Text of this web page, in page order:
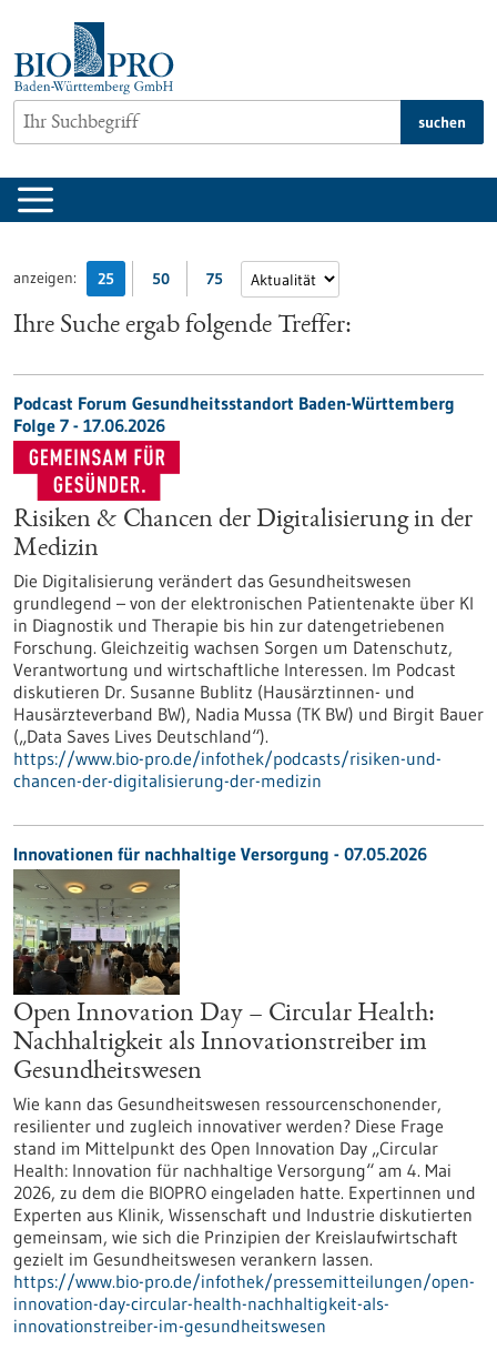
springen
suchen
anzeigen: 25 50 75
Ihre Suche ergab folgende Treffer:
Podcast Forum Gesundheitsstandort Baden-Württemberg
Folge 7 - 17.06.2026
Risiken & Chancen der Digitalisierung in der
Medizin
Die Digitalisierung verändert das Gesundheitswesen
grundlegend – von der elektronischen Patientenakte über KI
in Diagnostik und Therapie bis hin zur datengetriebenen
Forschung. Gleichzeitig wachsen Sorgen um Datenschutz,
Verantwortung und wirtschaftliche Interessen. Im Podcast
diskutieren Dr. Susanne Bublitz (Hausärztinnen- und
Hausärzteverband BW), Nadia Mussa (TK BW) und Birgit Bauer
(„Data Saves Lives Deutschland“).
https://www.bio-pro.de/infothek/podcasts/risiken-und-
chancen-der-digitalisierung-der-medizin
Innovationen für nachhaltige Versorgung - 07.05.2026
Open Innovation Day – Circular Health:
Nachhaltigkeit als Innovationstreiber im
Gesundheitswesen
Wie kann das Gesundheitswesen ressourcenschonender,
resilienter und zugleich innovativer werden? Diese Frage
stand im Mittelpunkt des Open Innovation Day „Circular
Health: Innovation für nachhaltige Versorgung“ am 4. Mai
2026, zu dem die BIOPRO eingeladen hatte. Expertinnen und
Experten aus Klinik, Wissenschaft und Industrie diskutierten
gemeinsam, wie sich die Prinzipien der Kreislaufwirtschaft
gezielt im Gesundheitswesen verankern lassen.
https://www.bio-pro.de/infothek/pressemitteilungen/open-
innovation-day-circular-health-nachhaltigkeit-als-
innovationstreiber-im-gesundheitswesen